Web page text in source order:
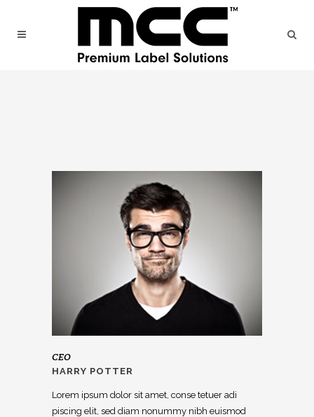
CEO
HARRY POTTER
Lorem ipsum dolor sit amet, conse tetuer adi
piscing elit, sed diam nonummy nibh euismod